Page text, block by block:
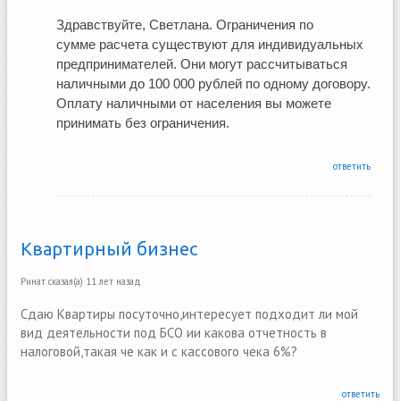
Здравствуйте, Светлана. Ограничения по
сумме расчета существуют для индивидуальных
предпринимателей. Они могут рассчитываться
наличными до 100 000 рублей по одному договору.
Оплату наличными от населения вы можете
принимать без ограничения.
ответить
Квартирный бизнес
Ринат сказал(а) 11 лет назад
Сдаю Квартиры посуточно,интересует подходит ли мой
вид деятельности под БСО ии какова отчетность в
налоговой,такая че как и с кассового чека 6%?
ответить